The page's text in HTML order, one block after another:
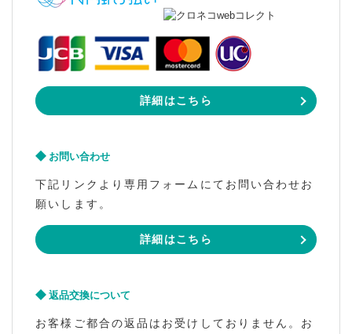
詳細はこちら
お問い合わせ
下記リンクより専用フォームにてお問い合わせお
願いします。
詳細はこちら
返品交換について
お客様ご都合の返品はお受けしておりません。お